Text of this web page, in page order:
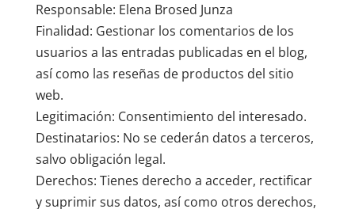
Responsable: Elena Brosed Junza
Finalidad: Gestionar los comentarios de los
usuarios a las entradas publicadas en el blog,
así como las reseñas de productos del sitio
web.
Legitimación: Consentimiento del interesado.
Destinatarios: No se cederán datos a terceros,
salvo obligación legal.
Derechos: Tienes derecho a acceder, rectificar
y suprimir sus datos, así como otros derechos,